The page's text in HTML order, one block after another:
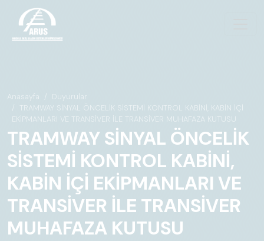
Anasayfa
Duyurular
TRAMWAY SİNYAL ÖNCELİK SİSTEMİ KONTROL KABİNİ, KABİN İÇİ
EKİPMANLARI VE TRANSİVER İLE TRANSİVER MUHAFAZA KUTUSU
TRAMWAY SİNYAL ÖNCELİK
SİSTEMİ KONTROL KABİNİ,
KABİN İÇİ EKİPMANLARI VE
TRANSİVER İLE TRANSİVER
MUHAFAZA KUTUSU